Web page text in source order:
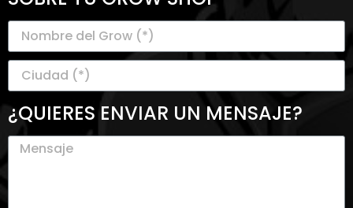
¿QUIERES ENVIAR UN MENSAJE?